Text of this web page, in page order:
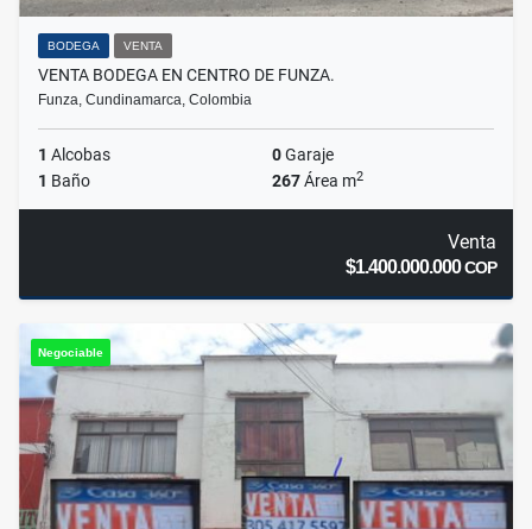
BODEGA VENTA
VENTA BODEGA EN CENTRO DE FUNZA.
Funza, Cundinamarca, Colombia
1 Alcobas 0Garaje
1 Baño 267Área m2
Venta
$1.400.000.000COP
Negociable